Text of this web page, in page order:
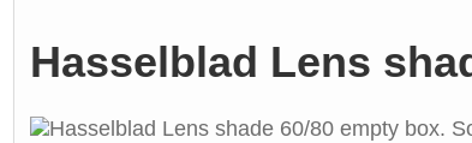
Hasselblad Lens